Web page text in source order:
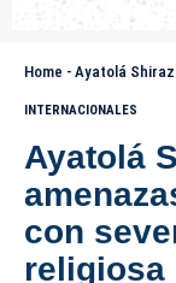
Home - Ayatolá Shirazi
INTERNACIONALES
Ayatolá
con
religiosa